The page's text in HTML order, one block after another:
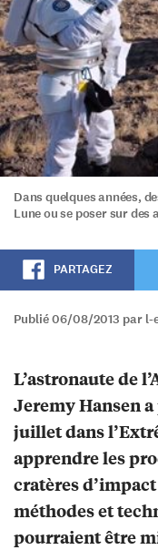
Dans quelques années,
Lune ou se poser sur
PARTAGEZ
Publié 06/08/2013 par l-
L’astronaute de
Jeremy Hansen
juillet dans
apprendre les
cratères
méthodes et
pourraient être